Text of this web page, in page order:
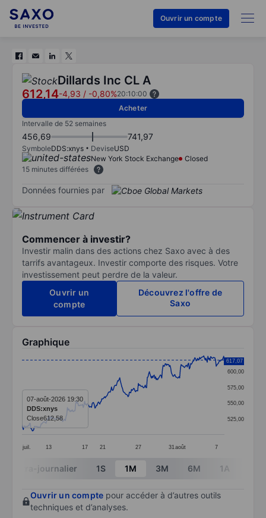
Ouvrir un compte
Dillards Inc CL A
612,14-4,93 / -0,80%20:10:00
Acheter
Intervalle de 52 semaines
456,69 741,97
SymboleDDS:xnys DeviseUSD
New York Stock Exchange
Closed
15 minutes différées
Données fournies par
Commencer à investir?
Investir malin dans des actions chez Saxo avec à des
tarrifs avantageux. Investir comporte des risques. Votre
investissement peut perdre de la valeur.
Ouvrir un
compte
Découvrez l'offre de
Saxo
Graphique
Line chart with 295 data points.
The chart has 1 X axis displaying categories.
The chart has 1 Y axis displaying values. Data
juil. 13 17 21 27 31 août 7
525,00
550,00
575,00
600,00
617,07
07-août-2026 19:30
DDS:xnys
Close612,58
End of interactive chart.
Intra-journalier 1S 1M 3M 6M 1A
Ouvrir un compte pour accéder à d’autres outils
techniques et d’analyses.